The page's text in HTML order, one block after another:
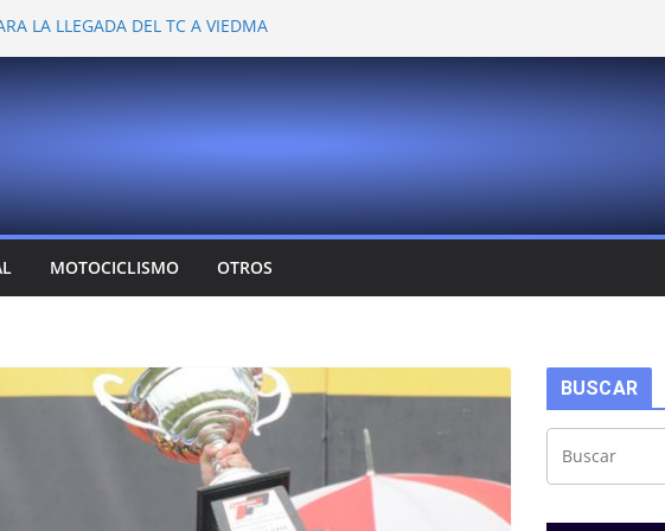
LA LLEGADA DEL TC A VIEDMA
EN LA PLATA
VER A TANTOS PILOTOS
DEJÓ CAMBIOS EN LOS CAMPEONATOS
CONFIRMA SU REGRESO AL TOP RACE
MOTOCICLISMO OTROS
BUSCAR